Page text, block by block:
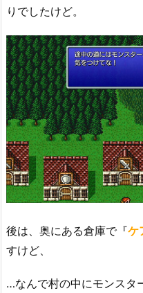
りでしたけど。
後は、奥にある倉庫で『ケ
すけど、
…なんで村の中にモンスタ